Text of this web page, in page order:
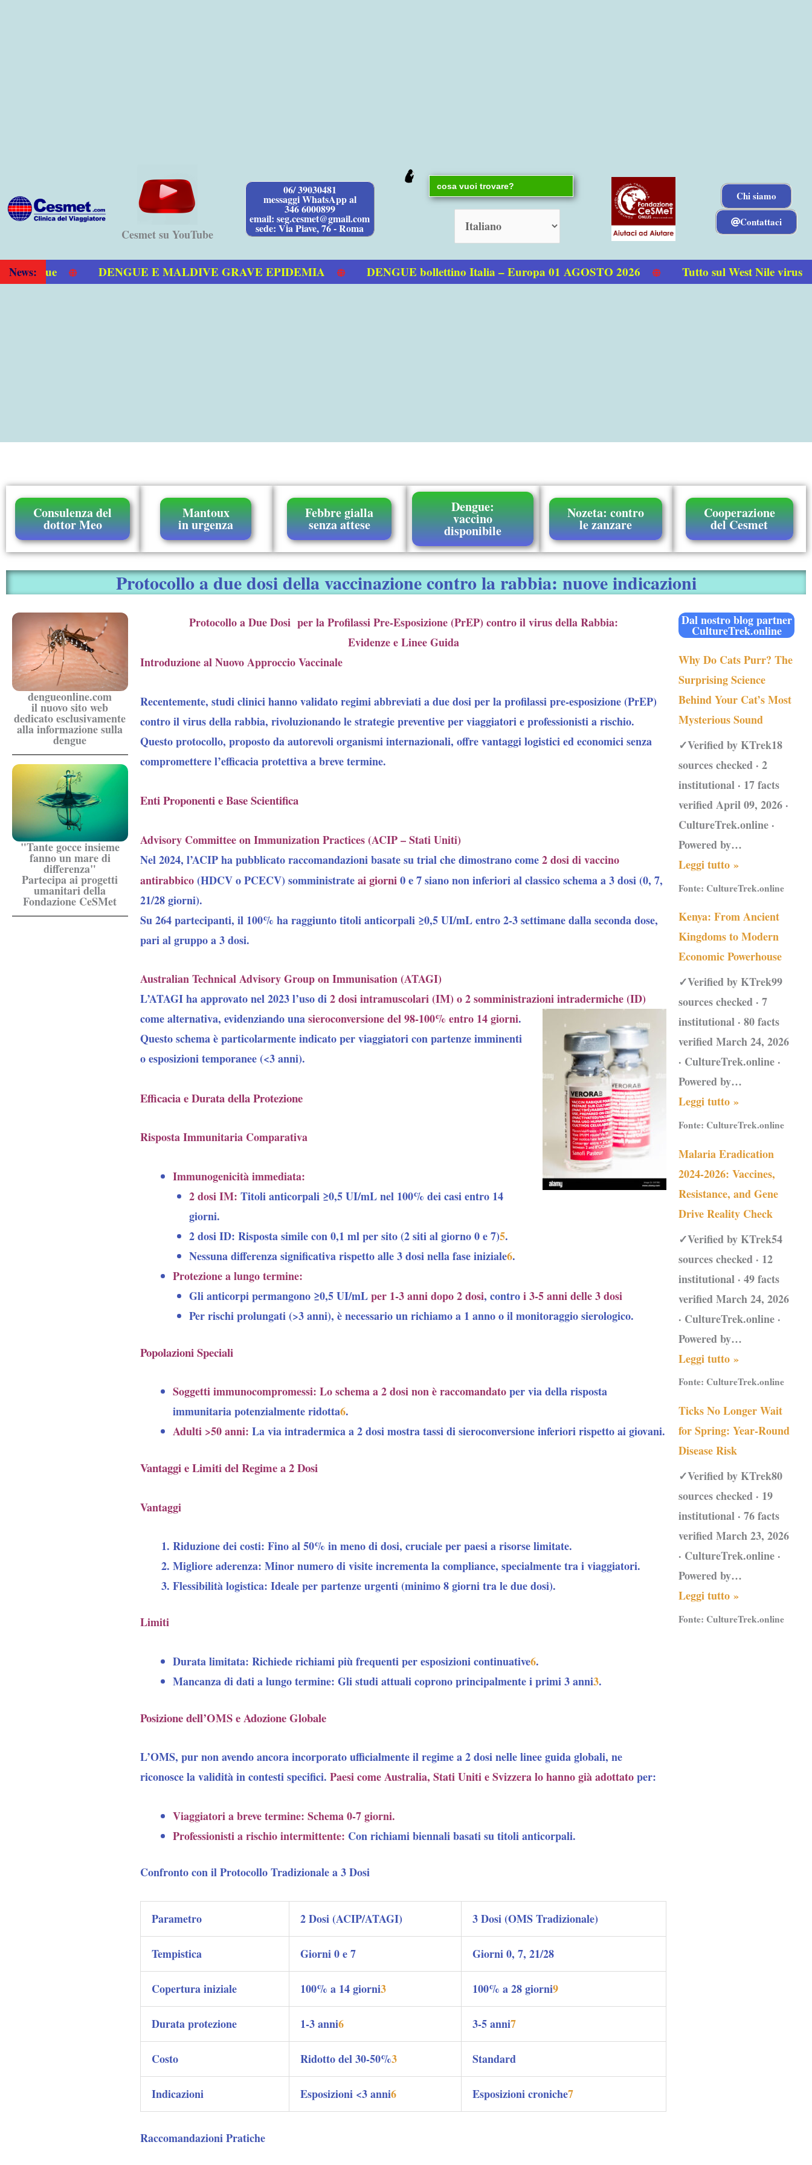
Cesmet su YouTube
06/ 39030481
messaggi WhatsApp al
346 6000899
email: seg.cesmet@gmail.com
sede: Via Piave, 76 - Roma
Search
for:
Chi siamo
Contattaci
News: DENGUE E MALDIVE GRAVE EPIDEMIA DENGUE bollettino Italia – Europa 01 AGOSTO 2026 Tutto sul West Nile virus
Consulenza del
dottor Meo
Mantoux
in urgenza
Febbre gialla
senza attese
Dengue:
vaccino
disponibile
Nozeta: contro
le zanzare
Cooperazione
del Cesmet
Protocollo a due dosi della vaccinazione contro la rabbia: nuove indicazioni
dengueonline.com
il nuovo sito web
dedicato esclusivamente
alla informazione sulla
dengue
"Tante gocce insieme
fanno un mare di
differenza"
Partecipa ai progetti
umanitari della
Fondazione CeSMet
Protocollo a Due Dosi per la Profilassi Pre-Esposizione (PrEP) contro il virus della Rabbia:
Evidenze e Linee Guida
Introduzione al Nuovo Approccio Vaccinale
Recentemente, studi clinici hanno validatoregimi abbreviati a due dosiper la profilassi pre-esposizione (PrEP)
contro il virus della rabbia, rivoluzionando le strategie preventive per viaggiatori e professionisti a rischio.
Questo protocollo, proposto da autorevoli organismi internazionali, offre vantaggi logistici ed economici senza
compromettere l’efficacia protettiva a breve termine.
Enti Proponenti e Base Scientifica
Advisory Committee on Immunization Practices (ACIP – Stati Uniti)
Nel 2024, l’ACIP ha pubblicato raccomandazioni basate su trial che dimostrano come2 dosi di vaccino
antirabbico (HDCV o PCECV) somministrateai giorni0 e 7sianonon inferiorial classico schema a 3 dosi (0, 7,
21/28 giorni).
Su 264 partecipanti, il 100% ha raggiunto titoli anticorpali ≥0,5 UI/mL entro 2-3 settimanedalla seconda dose,
pari al gruppo a 3 dosi.
Australian Technical Advisory Group on Immunisation (ATAGI)
L’ATAGI ha approvato nel 2023 l’uso di2 dosi intramuscolari(IM) o2 somministrazioni intradermiche(ID)
comealternativa, evidenziando unasieroconversione del 98-100% entro 14 giorni.
Questo schema è particolarmente indicato per viaggiatori con partenze imminenti
o esposizioni temporanee (<3 anni).
Efficacia e Durata della Protezione
Risposta Immunitaria Comparativa
Immunogenicità immediata:
2 dosi IM: Titoli anticorpali ≥0,5 UI/mL nel 100% dei casi entro 14
giorni.
2 dosi ID: Risposta simile con 0,1 ml per sito (2 siti al giorno 0 e 7)5.
Nessuna differenza significativa rispetto alle 3 dosi nella fase iniziale6.
Protezione a lungo termine:
Gli anticorpi permangono ≥0,5 UI/mLper 1-3 annidopo 2 dosi, controi3-5 annidelle 3 dosi
Per rischi prolungati (>3 anni), è necessario unrichiamoa 1 anno o il monitoraggio sierologico.
Popolazioni Speciali
Soggetti immunocompromessi: Lo schema a 2 dosinon è raccomandatoper via della risposta
immunitaria potenzialmente ridotta6.
Adulti >50 anni: La via intradermica a 2 dosi mostra tassi di sieroconversione inferiori rispetto ai giovani.
Vantaggi e Limiti del Regime a 2 Dosi
Vantaggi
Riduzione dei costi: Fino al 50% in meno di dosi, cruciale per paesi a risorse limitate.
Migliore aderenza: Minor numero di visite incrementa la compliance, specialmente tra i viaggiatori.
Flessibilità logistica: Ideale per partenze urgenti (minimo 8 giorni tra le due dosi).
Limiti
Durata limitata: Richiede richiami più frequenti per esposizioni continuative6.
Mancanza di dati a lungo termine: Gli studi attuali coprono principalmente i primi 3 anni3.
Posizione dell’OMS e Adozione Globale
L’OMS, pur non avendo ancora incorporato ufficialmente il regime a 2 dosi nelle linee guida globali, ne
riconosce la validità in contesti specifici. Paesi come Australia, Stati Uniti e Svizzera lo hanno già adottatoper:
Viaggiatori a breve termine: Schema 0-7 giorni.
Professionisti a rischio intermittente: Con richiami biennali basati su titoli anticorpali.
Confronto con il Protocollo Tradizionale a 3 Dosi
Parametro 2 Dosi (ACIP/ATAGI) 3 Dosi (OMS Tradizionale)
Tempistica Giorni 0 e 7 Giorni 0, 7, 21/28
Copertura iniziale 100% a 14 giorni3 100% a 28 giorni9
Durata protezione 1-3 anni6 3-5 anni7
Costo Ridotto del 30-50%3 Standard
Indicazioni Esposizioni <3 anni6 Esposizioni croniche7
Raccomandazioni Pratiche
Dal nostro blog partner
CultureTrek.online
Why Do Cats Purr? The
Surprising Science
Behind Your Cat’s Most
Mysterious Sound
✓Verified by KTrek18
sources checked · 2
institutional · 17 facts
verified April 09, 2026 ·
CultureTrek.online ·
Powered by…
Leggi tutto »
Fonte:CultureTrek.online
Kenya: From Ancient
Kingdoms to Modern
Economic Powerhouse
✓Verified by KTrek99
sources checked · 7
institutional · 80 facts
verified March 24, 2026
· CultureTrek.online ·
Powered by…
Leggi tutto »
Fonte:CultureTrek.online
Malaria Eradication
2024-2026: Vaccines,
Resistance, and Gene
Drive Reality Check
✓Verified by KTrek54
sources checked · 12
institutional · 49 facts
verified March 24, 2026
· CultureTrek.online ·
Powered by…
Leggi tutto »
Fonte:CultureTrek.online
Ticks No Longer Wait
for Spring: Year-Round
Disease Risk
✓Verified by KTrek80
sources checked · 19
institutional · 76 facts
verified March 23, 2026
· CultureTrek.online ·
Powered by…
Leggi tutto »
Fonte:CultureTrek.online